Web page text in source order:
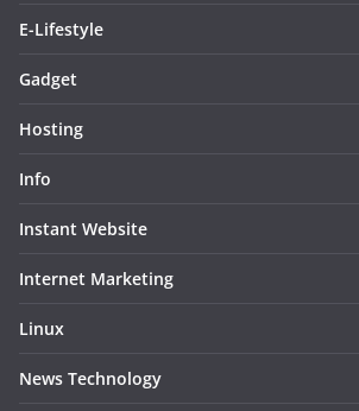
E-Lifestyle
Gadget
Hosting
Info
Instant Website
Internet Marketing
Linux
News Technology